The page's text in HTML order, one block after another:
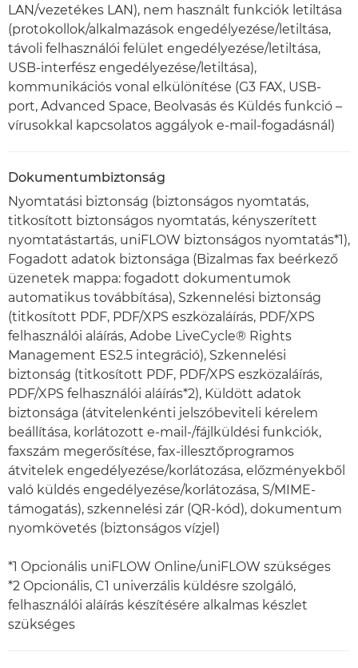
LAN/vezetékes LAN), nem használt funkciók letiltása
(protokollok/alkalmazások engedélyezése/letiltása,
távoli felhasználói felület engedélyezése/letiltása,
USB-interfész engedélyezése/letiltása),
kommunikációs vonal elkülönítése (G3 FAX, USB-
port, Advanced Space, Beolvasás és Küldés funkció –
vírusokkal kapcsolatos aggályok e-mail-fogadásnál)
Dokumentumbiztonság
Nyomtatási biztonság (biztonságos nyomtatás,
titkosított biztonságos nyomtatás, kényszerített
nyomtatástartás, uniFLOW biztonságos nyomtatás*1),
Fogadott adatok biztonsága (Bizalmas fax beérkező
üzenetek mappa: fogadott dokumentumok
automatikus továbbítása), Szkennelési biztonság
(titkosított PDF, PDF/XPS eszközaláírás, PDF/XPS
felhasználói aláírás, Adobe LiveCycle® Rights
Management ES2.5 integráció), Szkennelési
biztonság (titkosított PDF, PDF/XPS eszközaláírás,
PDF/XPS felhasználói aláírás*2), Küldött adatok
biztonsága (átvitelenkénti jelszóbeviteli kérelem
beállítása, korlátozott e-mail-/fájlküldési funkciók,
faxszám megerősítése, fax-illesztőprogramos
átvitelek engedélyezése/korlátozása, előzményekből
való küldés engedélyezése/korlátozása, S/MIME-
támogatás), szkennelési zár (QR-kód), dokumentum
nyomkövetés (biztonságos vízjel)
*1 Opcionális uniFLOW Online/uniFLOW szükséges
*2 Opcionális, C1 univerzális küldésre szolgáló,
felhasználói aláírás készítésére alkalmas készlet
szükséges